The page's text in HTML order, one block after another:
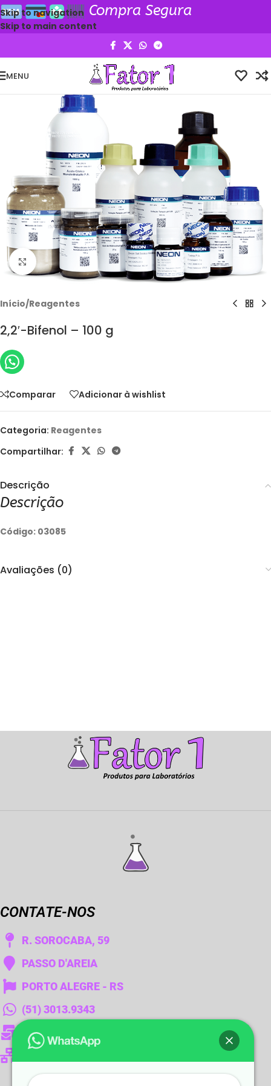
Skip to navigation
Skip to main content
Compra Segura
MENU
Clique para ampliar
Início/Reagentes
2,2′-Bifenol – 100 g
Comparar Adicionar à wishlist
Categoria: Reagentes
Compartilhar:
Descrição
Descrição
Código: 03085
Avaliações (0)
CONTATE-NOS
R. SOROCABA, 59
PASSO D'AREIA
PORTO ALEGRE - RS
(51) 3013.9343
fator1@fator1-rs.com.br